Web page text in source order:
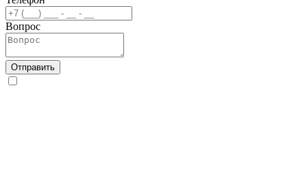
Вопрос
Отправить